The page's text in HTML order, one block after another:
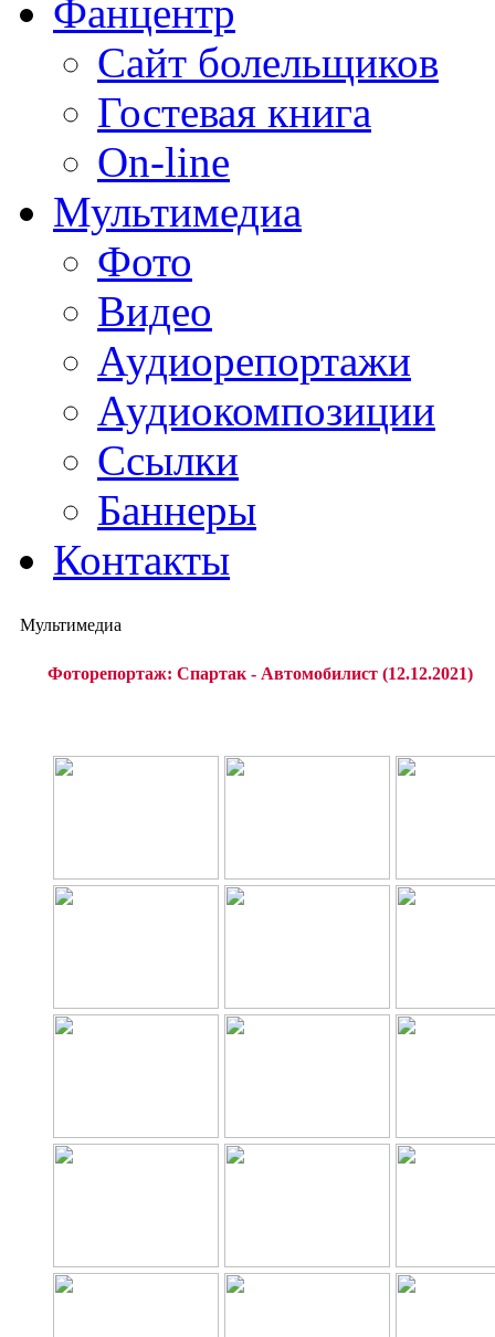
Фанцентр
Сайт болельщиков
Гостевая книга
On-line
Мультимедиа
Фото
Видео
Аудиорепортажи
Аудиокомпозиции
Ссылки
Баннеры
Контакты
Мультимедиа
Фоторепортаж: Спартак - Автомобилист (12.12.2021)